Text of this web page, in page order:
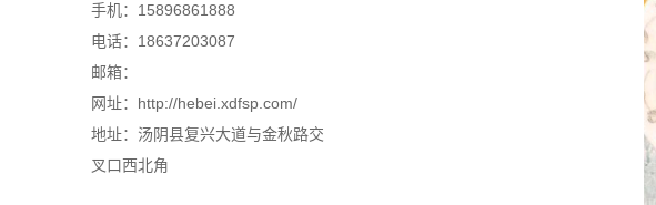
手机：15896861888
电话：18637203087
邮箱：
网址：http://hebei.xdfsp.com/
地址：汤阴县复兴大道与金秋路交
叉口西北角